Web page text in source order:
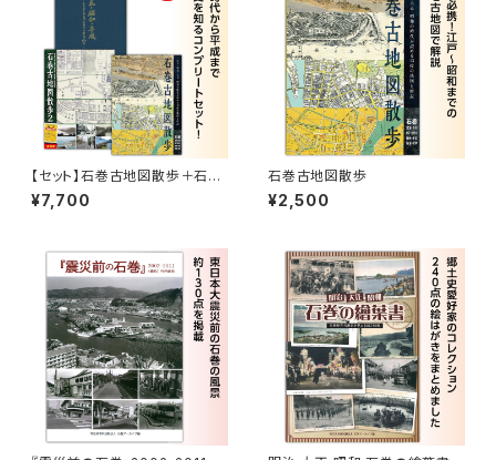
【セット】石巻古地図散歩＋石巻
古地図散歩２＋石巻の大正・昭
和・平成
¥7,700
石巻古地図散歩
¥2,500